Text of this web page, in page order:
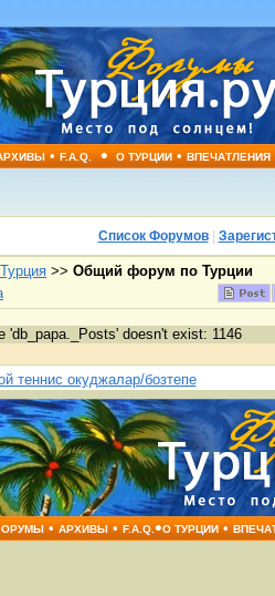
•F.A.Q. • О ТУРЦИИ•ВПЕЧАТЛЕНИЯ
Список Форумов|
>> Общий форум по Турции
'db_papa._Posts' doesn't exist: 1146
теннис окуджалар/бозтепе
•АРХИВЫ•F.A.Q. •О ТУРЦИИ•